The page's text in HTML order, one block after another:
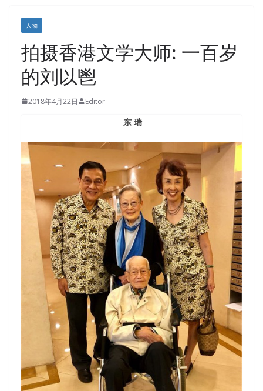
人物
拍摄香港文学大师: 一百岁
的刘以鬯
2018年4月22日 Editor
东 瑞